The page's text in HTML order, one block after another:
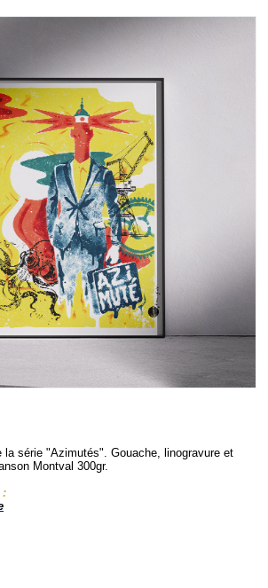
la série "Azimutés". Gouache, linogravure et
Montval 300gr.
: